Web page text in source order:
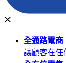
全通路電商
讓顧客在任